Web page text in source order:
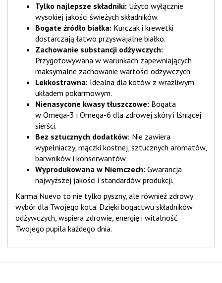
Tylko najlepsze składniki: Użyto wyłącznie
wysokiej jakości świeżych składników.
Bogate źródło białka: Kurczak i krewetki
dostarczają łatwo przyswajalne białko.
Zachowanie substancji odżywczych:
Przygotowywana w warunkach zapewniających
maksymalne zachowanie wartości odżywczych.
Lekkostrawna: Idealna dla kotów z wrażliwym
układem pokarmowym.
Nienasycone kwasy tłuszczowe: Bogata
w Omega-3 i Omega-6 dla zdrowej skóry i lśniącej
sierści.
Bez sztucznych dodatków: Nie zawiera
wypełniaczy, mączki kostnej, sztucznych aromatów,
barwników i konserwantów.
Wyprodukowana w Niemczech: Gwarancja
najwyższej jakości i standardów produkcji.
Karma Nuevo to nie tylko pyszny, ale również zdrowy
wybór dla Twojego kota. Dzięki bogactwu składników
odżywczych, wspiera zdrowie, energię i witalność
Twojego pupila każdego dnia.